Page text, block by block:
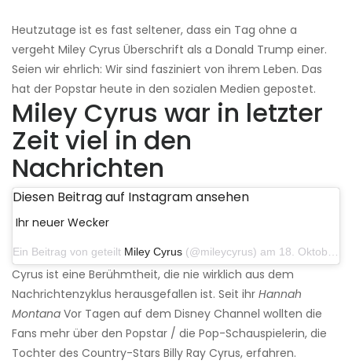
Heutzutage ist es fast seltener, dass ein Tag ohne a
vergeht Miley Cyrus Überschrift als a Donald Trump einer.
Seien wir ehrlich: Wir sind fasziniert von ihrem Leben. Das
hat der Popstar heute in den sozialen Medien gepostet.
Miley Cyrus war in letzter
Zeit viel in den
Nachrichten
Diesen Beitrag auf Instagram ansehen
Ihr neuer Wecker
Ein Beitrag von geteilt Miley Cyrus (@mileycyrus) am 18. Oktober 2019 um 19:03 Uhr PDT
Cyrus ist eine Berühmtheit, die nie wirklich aus dem
Nachrichtenzyklus herausgefallen ist. Seit ihr Hannah
Montana Vor Tagen auf dem Disney Channel wollten die
Fans mehr über den Popstar / die Pop-Schauspielerin, die
Tochter des Country-Stars Billy Ray Cyrus, erfahren.